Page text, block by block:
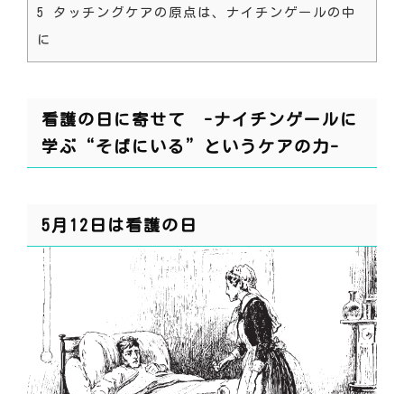
5
タッチングケアの原点は、ナイチンゲールの中
に
看護の日に寄せて -ナイチンゲールに
学ぶ“そばにいる”というケアの力-
5月12日は看護の日